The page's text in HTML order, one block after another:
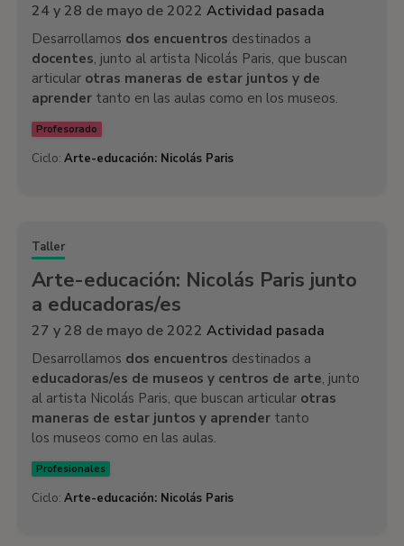
24 y 28 de mayo de 2022 Actividad pasada
Desarrollamos dos encuentros destinados a
docentes, junto al artista Nicolás Paris, que buscan
articular otras maneras de estar juntos y de
aprender tanto en las aulas como en los museos.
Profesorado
Ciclo: Arte-educación: Nicolás Paris
Taller
Arte-educación: Nicolás Paris junto
a educadoras/es
27 y 28 de mayo de 2022 Actividad pasada
Desarrollamos dos encuentros destinados a
educadoras/es de museos y centros de arte, junto
al artista Nicolás Paris, que buscan articular otras
maneras de estar juntos y aprender tanto
los museos como en las aulas.
Profesionales
Ciclo: Arte-educación: Nicolás Paris